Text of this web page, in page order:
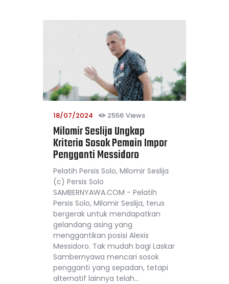
18/07/2024 2556 Views
Milomir Seslija Ungkap
Kriteria Sosok Pemain Impor
Pengganti Messidoro
Pelatih Persis Solo, Milomir Seslija
(c) Persis Solo
SAMBERNYAWA.COM - Pelatih
Persis Solo, Milomir Seslija, terus
bergerak untuk mendapatkan
gelandang asing yang
menggantikan posisi Alexis
Messidoro. Tak mudah bagi Laskar
Sambernyawa mencari sosok
pengganti yang sepadan, tetapi
alternatif lainnya telah…